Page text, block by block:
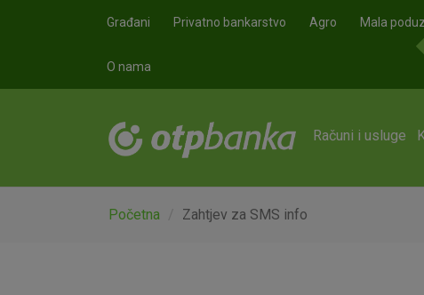
Građani Privatno bankarstvo Agro Mala
O nama
Računi i usluge
Početna Zahtjev za SMS info